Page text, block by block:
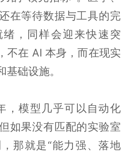
在等待数据与工具的完
，同样会迎来快速突
不在 AI 本身，而在现实
础设施。
，模型几乎可以自动化
如果没有匹配的实验室
那就是“能力强、落地